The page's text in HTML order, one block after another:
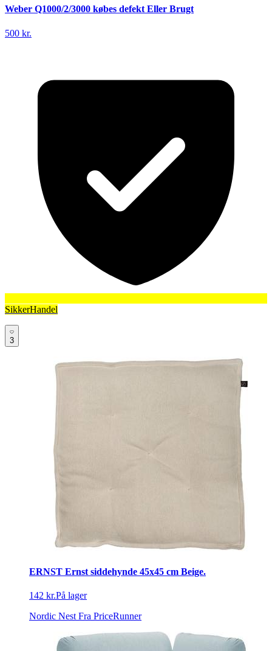
Weber Q1000/2/3000 købes defekt Eller Brugt
500 kr.
SikkerHandel
3
ERNST Ernst siddehynde 45x45 cm Beige.
142 kr.På lager
Nordic Nest Fra PriceRunner